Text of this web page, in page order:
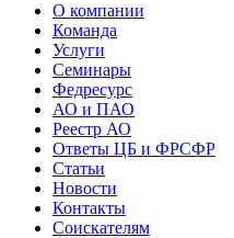
О компании
Команда
Услуги
Семинары
Федресурс
АО и ПАО
Реестр АО
Ответы ЦБ и ФРСФР
Статьи
Новости
Контакты
Соискателям